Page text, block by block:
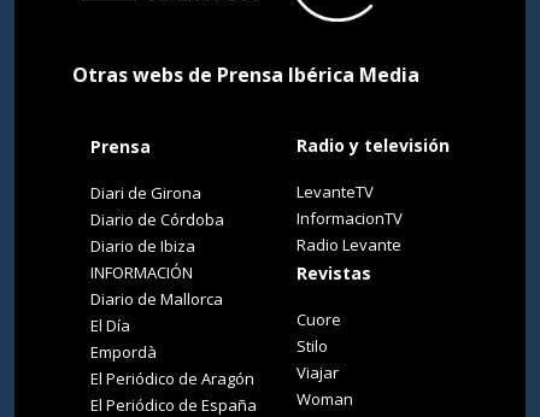
Otras webs de Prensa Ibérica Media
Prensa
Diari de Girona
Diario de Córdoba
Diario de Ibiza
INFORMACIÓN
Diario de Mallorca
El Día
Empordà
El Periódico de Aragón
El Periódico de España
Radio y televisión
LevanteTV
InformacionTV
Radio Levante
Revistas
Cuore
Stilo
Viajar
Woman